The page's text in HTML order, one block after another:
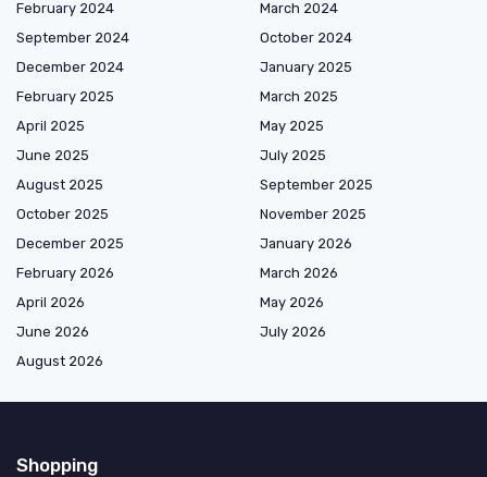
February 2024
March 2024
September 2024
October 2024
December 2024
January 2025
February 2025
March 2025
April 2025
May 2025
June 2025
July 2025
August 2025
September 2025
October 2025
November 2025
December 2025
January 2026
February 2026
March 2026
April 2026
May 2026
June 2026
July 2026
August 2026
Shopping